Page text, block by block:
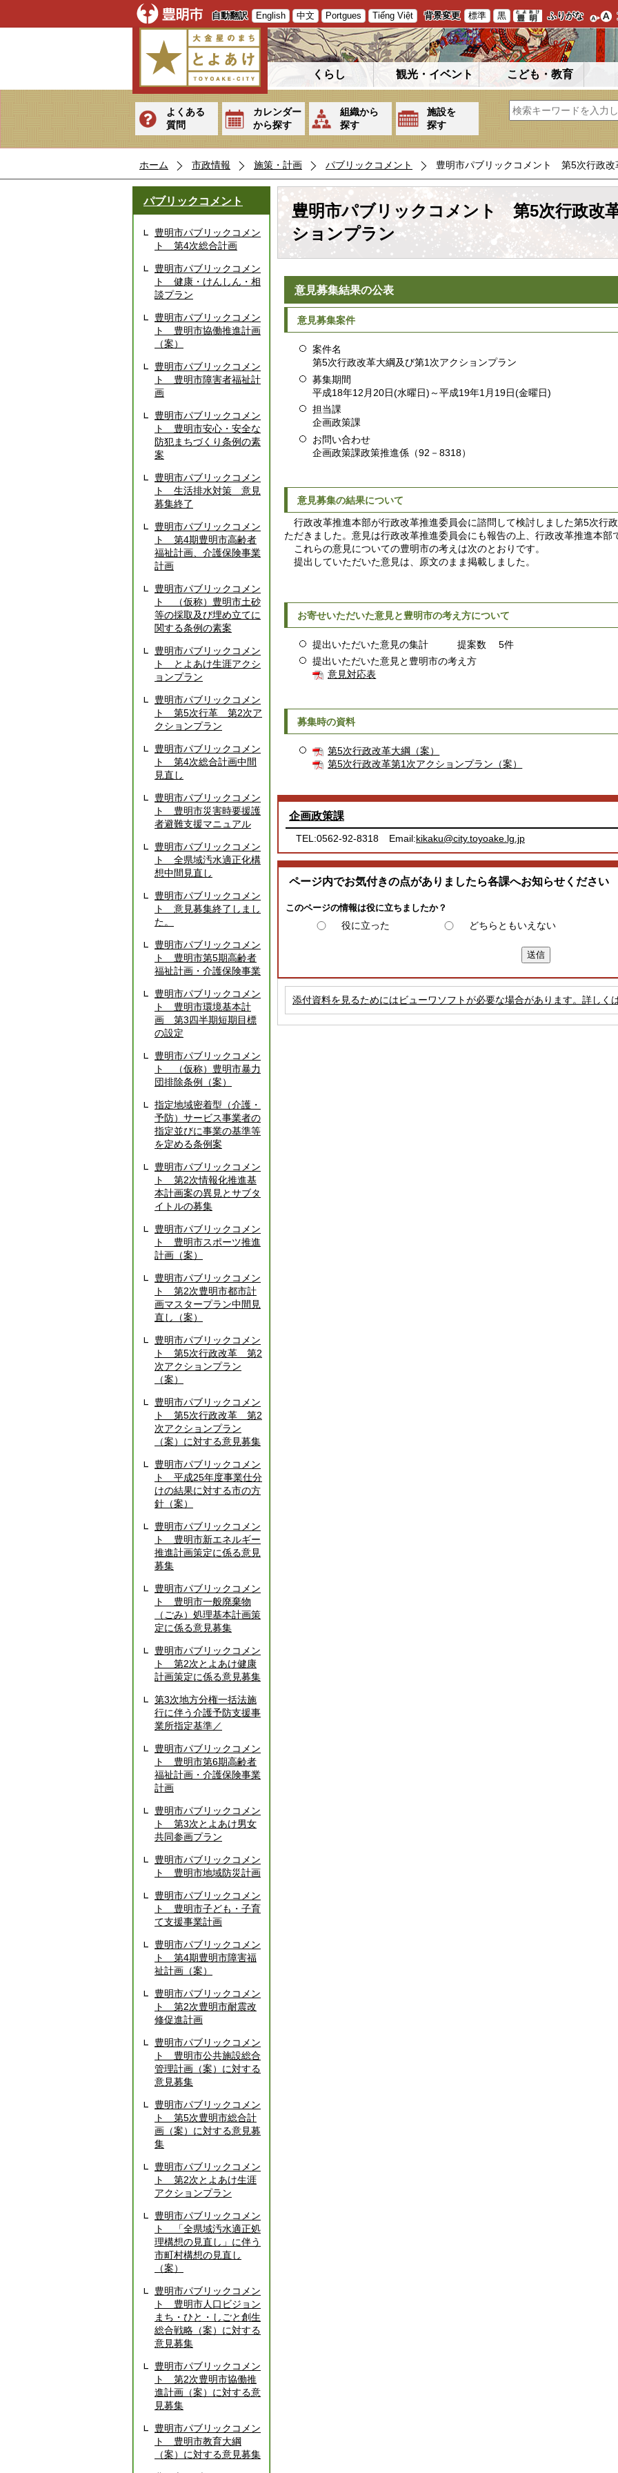
自動翻訳 English 中文 Portgues Tiếng Việt 背景変更 標準 黒 ふりがな
くらし 観光・イベント こども・教育
よくある
質問
カレンダー
から探す
組織から
探す
施設を
探す
ホーム 市政情報 施策・計画 パブリックコメント 豊明市パブリックコメント 第5次行政改
パブリックコメント
豊明市パブリックコメン
ト 第4次総合計画
豊明市パブリックコメン
ト 健康・けんしん・相
談プラン
豊明市パブリックコメン
ト 豊明市協働推進計画
（案）
豊明市パブリックコメン
ト 豊明市障害者福祉計
画
豊明市パブリックコメン
ト 豊明市安心・安全な
防犯まちづくり条例の素
案
豊明市パブリックコメン
ト 生活排水対策 意見
募集終了
豊明市パブリックコメン
ト 第4期豊明市高齢者
福祉計画、介護保険事業
計画
豊明市パブリックコメン
ト （仮称）豊明市土砂
等の採取及び埋め立てに
関する条例の素案
豊明市パブリックコメン
ト とよあけ生涯アクシ
ョンプラン
豊明市パブリックコメン
ト 第5次行革 第2次ア
クションプラン
豊明市パブリックコメン
ト 第4次総合計画中間
見直し
豊明市パブリックコメン
ト 豊明市災害時要援護
者避難支援マニュアル
豊明市パブリックコメン
ト 全県域汚水適正化構
想中間見直し
豊明市パブリックコメン
ト 意見募集終了しまし
た。
豊明市パブリックコメン
ト 豊明市第5期高齢者
福祉計画・介護保険事業
豊明市パブリックコメン
ト 豊明市環境基本計
画 第3四半期短期目標
の設定
豊明市パブリックコメン
ト （仮称）豊明市暴力
団排除条例（案）
指定地域密着型（介護・
予防）サービス事業者の
指定並びに事業の基準等
を定める条例案
豊明市パブリックコメン
ト 第2次情報化推進基
本計画案の異見とサブタ
イトルの募集
豊明市パブリックコメン
ト 豊明市スポーツ推進
計画（案）
豊明市パブリックコメン
ト 第2次豊明市都市計
画マスタープラン中間見
直し（案）
豊明市パブリックコメン
ト 第5次行政改革 第2
次アクションプラン
（案）
豊明市パブリックコメン
ト 第5次行政改革 第2
次アクションプラン
（案）に対する意見募集
豊明市パブリックコメン
ト 平成25年度事業仕分
けの結果に対する市の方
針（案）
豊明市パブリックコメン
ト 豊明市新エネルギー
推進計画策定に係る意見
募集
豊明市パブリックコメン
ト 豊明市一般廃棄物
（ごみ）処理基本計画策
定に係る意見募集
豊明市パブリックコメン
ト 第2次とよあけ健康
計画策定に係る意見募集
第3次地方分権一括法施
行に伴う介護予防支援事
業所指定基準／
豊明市パブリックコメン
ト 豊明市第6期高齢者
福祉計画・介護保険事業
計画
豊明市パブリックコメン
ト 第3次とよあけ男女
共同参画プラン
豊明市パブリックコメン
ト 豊明市地域防災計画
豊明市パブリックコメン
ト 豊明市子ども・子育
て支援事業計画
豊明市パブリックコメン
ト 第4期豊明市障害福
祉計画（案）
豊明市パブリックコメン
ト 第2次豊明市耐震改
修促進計画
豊明市パブリックコメン
ト 豊明市公共施設総合
管理計画（案）に対する
意見募集
豊明市パブリックコメン
ト 第5次豊明市総合計
画（案）に対する意見募
集
豊明市パブリックコメン
ト 第2次とよあけ生涯
アクションプラン
豊明市パブリックコメン
ト 「全県域汚水適正処
理構想の見直し」に伴う
市町村構想の見直し
（案）
豊明市パブリックコメン
ト 豊明市人口ビジョン
まち・ひと・しごと創生
総合戦略（案）に対する
意見募集
豊明市パブリックコメン
ト 第2次豊明市協働推
進計画（案）に対する意
見募集
豊明市パブリックコメン
ト 豊明市教育大綱
（案）に対する意見募集
豊明市パブリックコメント 第5次行政改
ションプラン
意見募集結果の公表
意見募集案件
案件名
第5次行政改革大綱及び第1次アクションプラン
募集期間
平成18年12月20日(水曜日)～平成19年1月19日(金曜日)
担当課
企画政策課
お問い合わせ
企画政策課政策推進係（92－8318）
意見募集の結果について
行政改革推進本部が行政改革推進委員会に諮問して検討しました第5次行
ただきました。意見は行政改革推進委員会にも報告の上、行政改革推進本部
これらの意見についての豊明市の考えは次のとおりです。
提出していただいた意見は、原文のまま掲載しました。
お寄せいただいた意見と豊明市の考え方について
提出いただいた意見の集計 提案数 5件
提出いただいた意見と豊明市の考え方
意見対応表
募集時の資料
第5次行政改革大綱（案）
第5次行政改革第1次アクションプラン（案）
企画政策課
TEL:0562-92-8318 Email:kikaku@city.toyoake.lg.jp
ページ内でお気付きの点がありましたら各課へお知らせください
このページの情報は役に立ちましたか？
役に立った どちらともいえない
添付資料を見るためにはビューワソフトが必要な場合があります。詳しく